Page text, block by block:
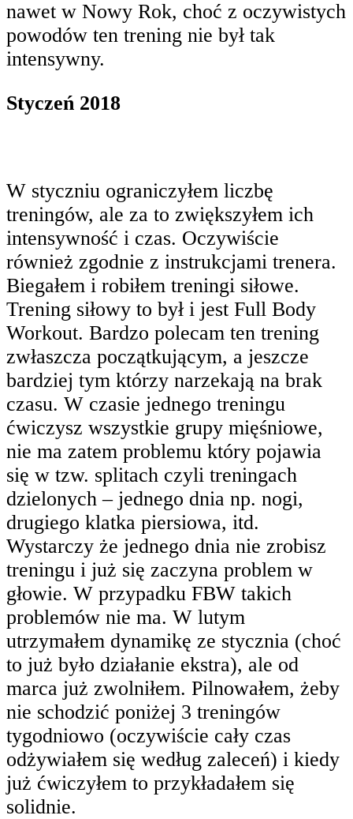
nawet w Nowy Rok, choć z oczywistych
powodów ten trening nie był tak
intensywny.
Styczeń 2018
W styczniu ograniczyłem liczbę
treningów, ale za to zwiększyłem ich
intensywność i czas. Oczywiście
również zgodnie z instrukcjami trenera.
Biegałem i robiłem treningi siłowe.
Trening siłowy to był i jest Full Body
Workout. Bardzo polecam ten trening
zwłaszcza początkującym, a jeszcze
bardziej tym którzy narzekają na brak
czasu. W czasie jednego treningu
ćwiczysz wszystkie grupy mięśniowe,
nie ma zatem problemu który pojawia
się w tzw. splitach czyli treningach
dzielonych – jednego dnia np. nogi,
drugiego klatka piersiowa, itd.
Wystarczy że jednego dnia nie zrobisz
treningu i już się zaczyna problem w
głowie. W przypadku FBW takich
problemów nie ma. W lutym
utrzymałem dynamikę ze stycznia (choć
to już było działanie ekstra), ale od
marca już zwolniłem. Pilnowałem, żeby
nie schodzić poniżej 3 treningów
tygodniowo (oczywiście cały czas
odżywiałem się według zaleceń) i kiedy
już ćwiczyłem to przykładałem się
solidnie.